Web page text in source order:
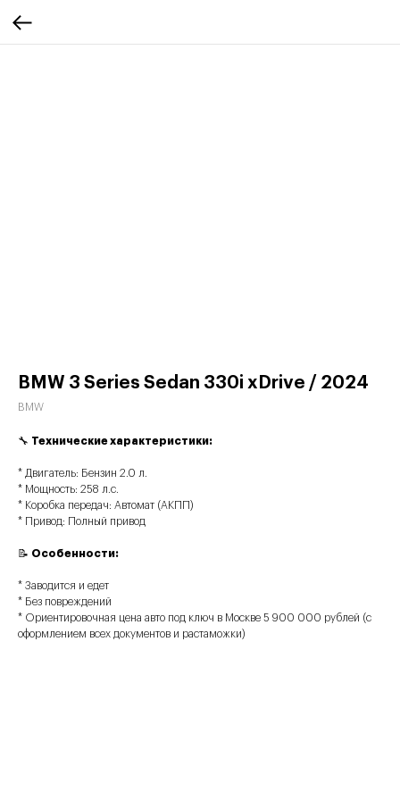
BMW 3 Series Sedan 330i xDrive / 2024
BMW
🔧 Технические характеристики:
* Двигатель: Бензин 2.0 л.
* Мощность: 258 л.с.
* Коробка передач: Автомат (АКПП)
* Привод: Полный привод
📝 Особенности:
* Заводится и едет
* Без повреждений
* Ориентировочная цена авто под ключ в Москве 5 900 000 рублей (с
оформлением всех документов и растаможки)